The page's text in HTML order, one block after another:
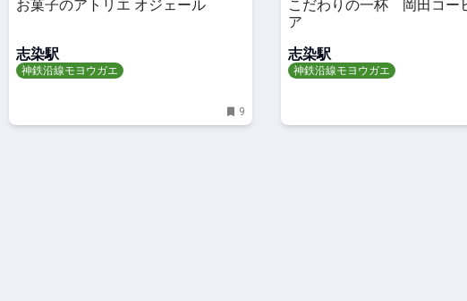
お菓子のアトリエ オジェール
志染駅
神鉄沿線モヨウガエ
9
こだわりの一杯 岡田コー
ア
志染駅
神鉄沿線モヨウガエ